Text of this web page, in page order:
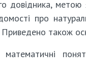
довідника,
про
Приведено також
математичні